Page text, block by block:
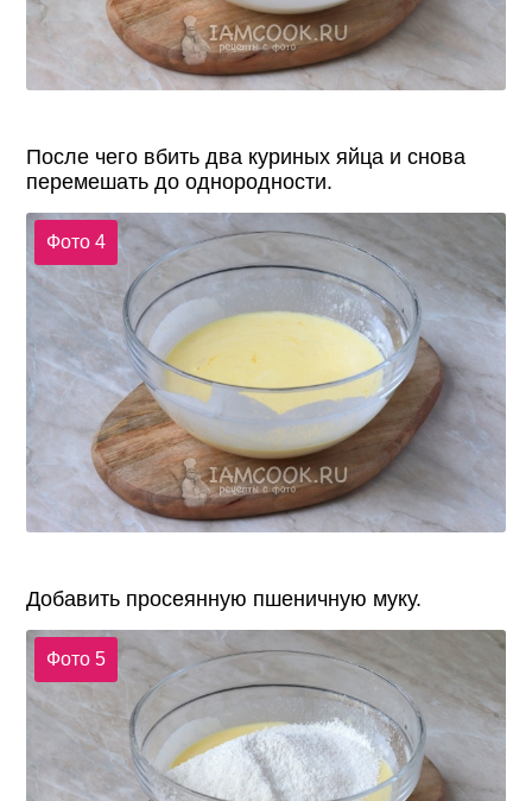
После чего вбить два куриных яйца и снова
перемешать до однородности.
Фото 4
Добавить просеянную пшеничную муку.
Фото 5